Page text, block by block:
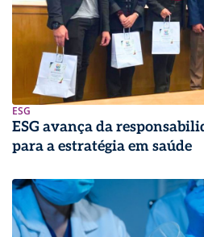
ESG
ESG avança da
para a estratégia em saúde